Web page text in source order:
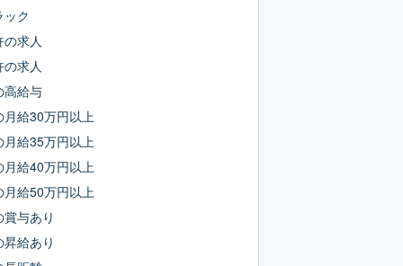
ック
の求人
の求人
高給与
月給30万円以上
月給35万円以上
月給40万円以上
月給50万円以上
賞与あり
昇給あり